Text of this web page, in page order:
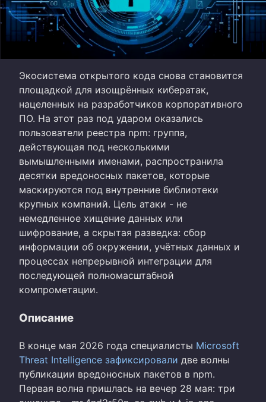
Экосистема открытого кода снова становится
площадкой для изощрённых кибератак,
нацеленных на разработчиков корпоративного
ПО. На этот раз под ударом оказались
пользователи реестра npm: группа,
действующая под несколькими
вымышленными именами, распространила
десятки вредоносных пакетов, которые
маскируются под внутренние библиотеки
крупных компаний. Цель атаки - не
немедленное хищение данных или
шифрование, а скрытая разведка: сбор
информации об окружении, учётных данных и
процессах непрерывной интеграции для
последующей полномасштабной
компрометации.
Описание
В конце мая 2026 года специалисты Microsoft
Threat Intelligence зафиксировали две волны
публикации вредоносных пакетов в npm.
Первая волна пришлась на вечер 28 мая: три